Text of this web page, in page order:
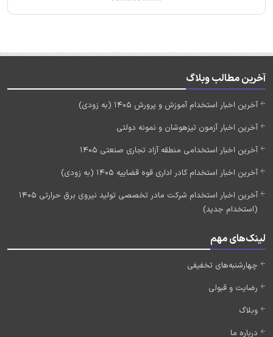
آخرین مطالب وبلاگ
آخرین اخبار استخدام آموزش و پرورش 1405 (به زودی)
آخرین اخبار آزمون تیزهوشان و نمونه دولتی
آخرین اخبار استخدامی منطقه آزاد تجاری صنعتی 1405
آخرین اخبار استخدام کادر اداری قوه قضاییه 1405 (به زودی)
آخرین اخبار استخدام شرکت مادر تخصصی تولید نیروی برق حرارتی 1405
(استخدام جدید)
لینک‌های مهم
چهارشنبه‌های تخفیفی
رضایت و قبولی
وبلاگ
درباره ما